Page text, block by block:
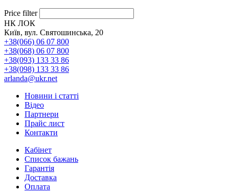
Price filter
НК ЛОК
Київ, вул. Святошинська, 20
+38(066) 06 07 800
+38(068) 06 07 800
+38(093) 133 33 86
+38(098) 133 33 86
arlanda@ukr.net
Новини і статті
Відео
Партнери
Прайс лист
Контакти
Кабінет
Список бажань
Гарантія
Доставка
Оплата